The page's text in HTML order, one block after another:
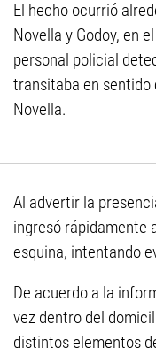
El hecho ocurrió
Novella y Godoy, en
personal policial
transitaba en
Novella.
Al advertir la
ingresó rápidamente
esquina, intentando
De acuerdo a la
vez dentro del
distintos elementos